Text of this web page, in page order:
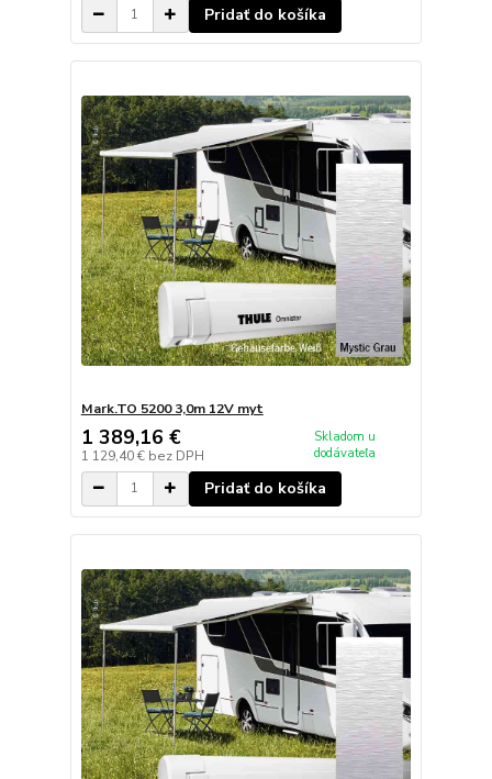
Pridať do košíka
Mark.TO 5200 3,0m 12V myt
1 389,16 €
1 129,40 € bez DPH
Skladom u
dodávateľa
Pridať do košíka